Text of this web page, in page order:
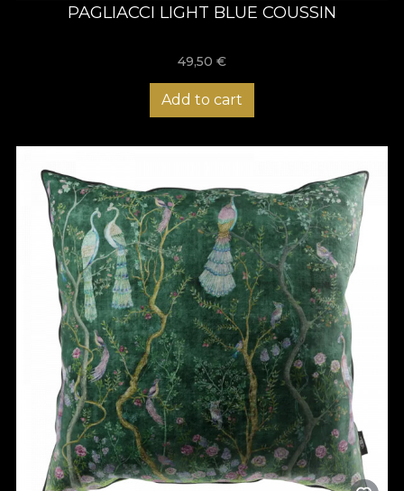
PAGLIACCI LIGHT BLUE COUSSIN
49,50 €
Add to cart